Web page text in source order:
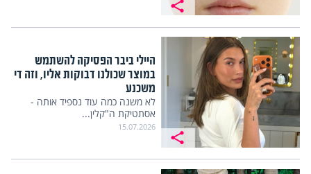
היילי ביבר הפסיקה להשתמש
במוצר שכולנו דבוקות אליו, וזה די
משכנע
לא משנה כמה עוד נספיד אותה -
אסתטיקת ה"קלין...
15.07.2026